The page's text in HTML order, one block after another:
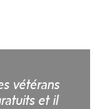
vétérans
et il